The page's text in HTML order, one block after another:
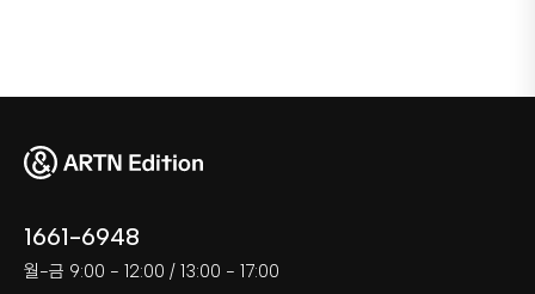
1661-6948
월-금 9:00 - 12:00 / 13:00 - 17:00